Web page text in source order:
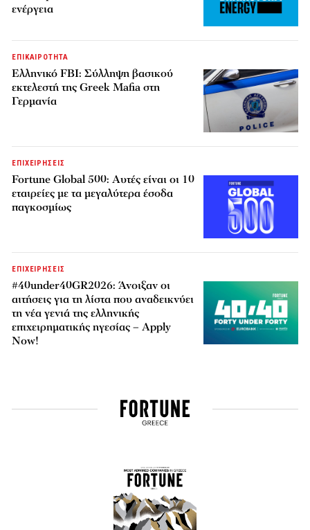
ενέργεια
ΕΠΙΚΑΙΡΟΤΗΤΑ
Ελληνικό FBI: Σύλληψη βασικού
εκτελεστή της Greek Mafia στη
Γερμανία
ΕΠΙΧΕΙΡΗΣΕΙΣ
Fortune Global 500: Αυτές είναι οι 10
εταιρείες με τα μεγαλύτερα έσοδα
παγκοσμίως
ΕΠΙΧΕΙΡΗΣΕΙΣ
#40under40GR2026: Άνοιξαν οι
αιτήσεις για τη λίστα που αναδεικνύει
τη νέα γενιά της ελληνικής
επιχειρηματικής ηγεσίας – Apply
Now!